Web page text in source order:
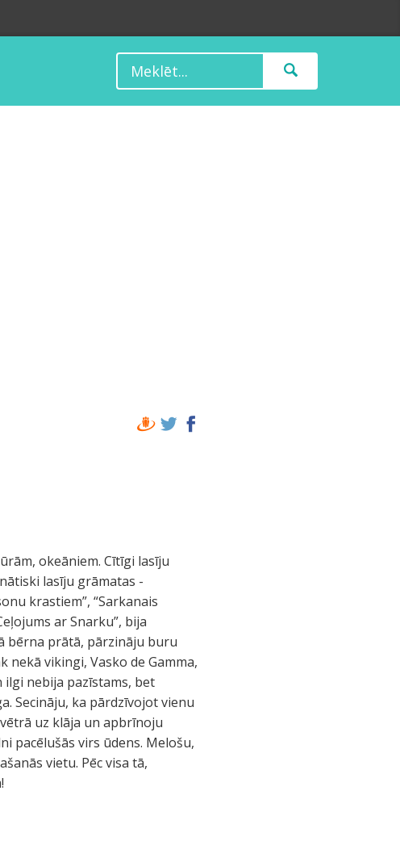
okeāniem. Cītīgi lasīju
lasīju grāmatas -
krastiem”, “Sarkanais
ar Snarku”, bija
bērna prātā, pārzināju buru
vikingi, Vasko de Gamma,
ilgi nebija pazīstams, bet
Secināju, ka pārdzīvojot vienu
uz klāja un apbrīnoju
pacēlušās virs ūdens. Melošu,
vietu. Pēc visa tā,